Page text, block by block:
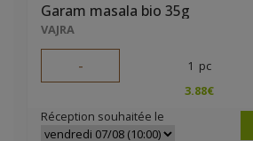
Garam masala bio 35g
VAJRA
- 1 pc
3.88€
Réception souhaitée le